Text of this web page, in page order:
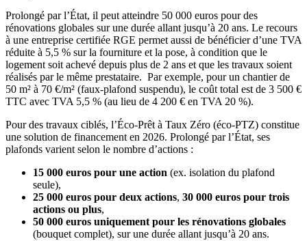
Prolongé par l’État, il peut atteindre 50 000 euros pour des
rénovations globales sur une durée allant jusqu’à 20 ans. Le recours
à une entreprise certifiée RGE permet aussi de bénéficier d’une TVA
réduite à 5,5 % sur la fourniture et la pose, à condition que le
logement soit achevé depuis plus de 2 ans et que les travaux soient
réalisés par le même prestataire. Par exemple, pour un chantier de
50 m² à 70 €/m² (faux-plafond suspendu), le coût total est de 3 500 €
TTC avec TVA 5,5 % (au lieu de 4 200 € en TVA 20 %).
Pour des travaux ciblés, l’Éco-Prêt à Taux Zéro (éco-PTZ) constitue
une solution de financement en 2026. Prolongé par l’État, ses
plafonds varient selon le nombre d’actions :
15 000 euros pour une action (ex. isolation du plafond
seule),
25 000 euros pour deux actions, 30 000 euros pour trois
actions ou plus,
50 000 euros uniquement pour les rénovations globales
(bouquet complet), sur une durée allant jusqu’à 20 ans.